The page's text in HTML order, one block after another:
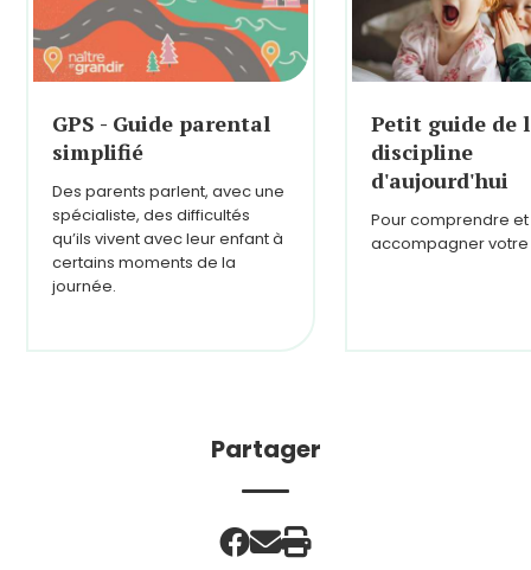
GPS - Guide parental
simplifié
Des parents parlent, avec une
spécialiste, des difficultés
qu’ils vivent avec leur enfant à
certains moments de la
journée.
Petit guide de
discipline
d'aujourd'hui
Pour comprendre et
accompagner votre
Partager